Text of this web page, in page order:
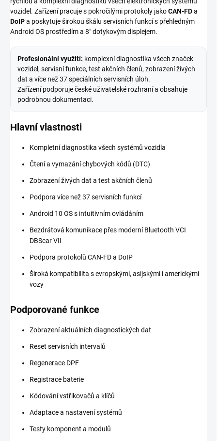
vozidel. Zařízení pracuje s pokročilými protokoly jakoCAN-FDa
DoIPa poskytuje širokou škálu servisních funkcí s přehledným
Android OS prostředím a 8" dotykovým displejem.
Profesionální využití: komplexní diagnostika všech značek
vozidel, servisní funkce, test akčních členů, zobrazení živých
dat a více než 37 speciálních servisních úloh.
Zařízení podporuje české uživatelské rozhraní a obsahuje
podrobnou dokumentaci.
Hlavní vlastnosti
Kompletní diagnostika všech systémů vozidla
Čtení a vymazání chybových kódů (DTC)
Zobrazení živých dat a test akčních členů
Podpora více než 37 servisních funkcí
Android 10 OS s intuitivním ovládáním
Bezdrátová komunikace přes moderní Bluetooth VCI
DBScar VII
Podpora protokolů CAN-FD a DoIP
Široká kompatibilita s evropskými, asijskými i americkými
vozy
Podporované funkce
Zobrazení aktuálních diagnostických dat
Reset servisních intervalů
Regenerace DPF
Registrace baterie
Kódování vstřikovačů a klíčů
Adaptace a nastavení systémů
Testy komponent a modulů